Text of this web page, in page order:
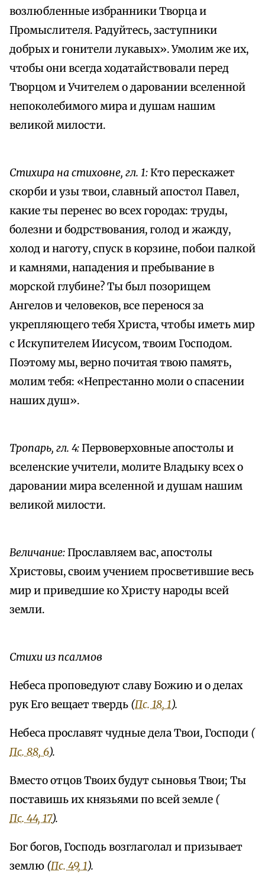
возлюбленные избранники Творца и
Промыслителя. Радуйтесь, заступники
добрых и гонители лукавых». Умолим же их,
чтобы они всегда ходатайствовали перед
Творцом и Учителем о даровании вселенной
непоколебимого мира и душам нашим
великой милости.
Стихира на стиховне, гл. 1:Кто перескажет
скорби и узы твои, славный апостол Павел,
какие ты перенес во всех городах: труды,
болезни и бодрствования, голод и жажду,
холод и наготу, спуск в корзине, побои палкой
и камнями, нападения и пребывание в
морской глубине? Ты был позорищем
Ангелов и человеков, все перенося за
укрепляющего тебя Христа, чтобы иметь мир
с Искупителем Иисусом, твоим Господом.
Поэтому мы, верно почитая твою память,
молим тебя: «Непрестанно моли о спасении
наших душ».
Тропарь, гл. 4:Первоверховные апостолы и
вселенские учители, молите Владыку всех о
даровании мира вселенной и душам нашим
великой милости.
Величание:Прославляем вас, апостолы
Христовы, своим учением просветившие весь
мир и приведшие ко Христу народы всей
земли.
Стихи из псалмов
Небеса проповедуют славу Божию и о делах
рук Его вещает твердь (Пс. 18, 1).
Небеса прославят чудные дела Твои, Господи (
Пс. 88, 6).
Вместо отцов Твоих будут сыновья Твои; Ты
поставишь их князьями по всей земле (
Пс. 44, 17).
Бог богов, Господь возглаголал и призывает
землю (Пс. 49, 1).